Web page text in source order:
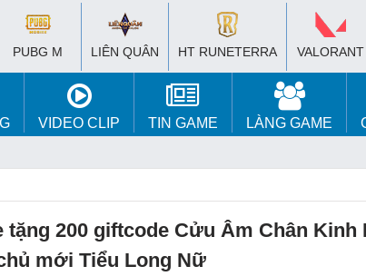
PUBG M LIÊN QUÂN HT RUNETERRA VALORANT
VIDEO CLIP TIN GAME LÀNG GAME
tặng 200 giftcode Cửu Âm Chân Kinh
mới Tiểu Long Nữ